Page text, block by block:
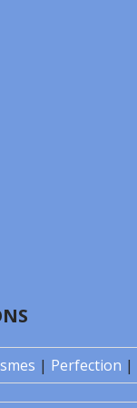
| Perfection |